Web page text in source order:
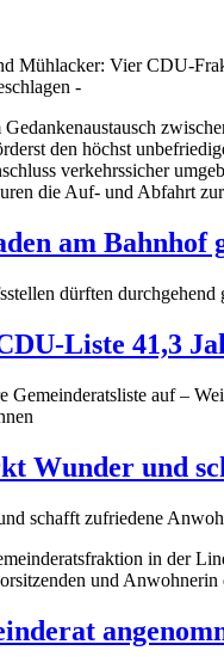
den höchst
verkehrssicher
die Auf- und Abfahrt
am Bahnhof
dürften
Liste 41,3
Gemeinderatsliste auf –
Wunder und
in der
und